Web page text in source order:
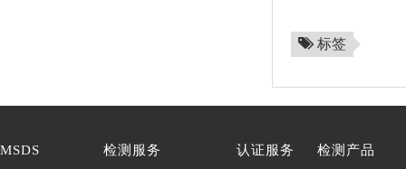
标签
MSDS 检测服务 认证服务 检测产品